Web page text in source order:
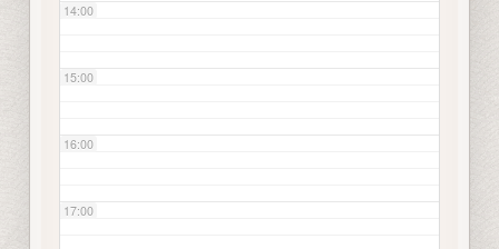
14:00
15:00
16:00
17:00